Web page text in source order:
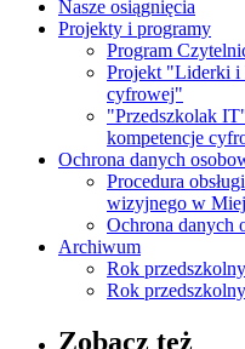
Nasze osiągnięcia
Projekty i programy
Program
Projekt "Liderki i
cyfrowej"
"Przedszkolak
kompetencje
Ochrona danych
Procedura
wizyjnego w
Ochrona danych
Archiwum
Rok
Rok
Zobacz też